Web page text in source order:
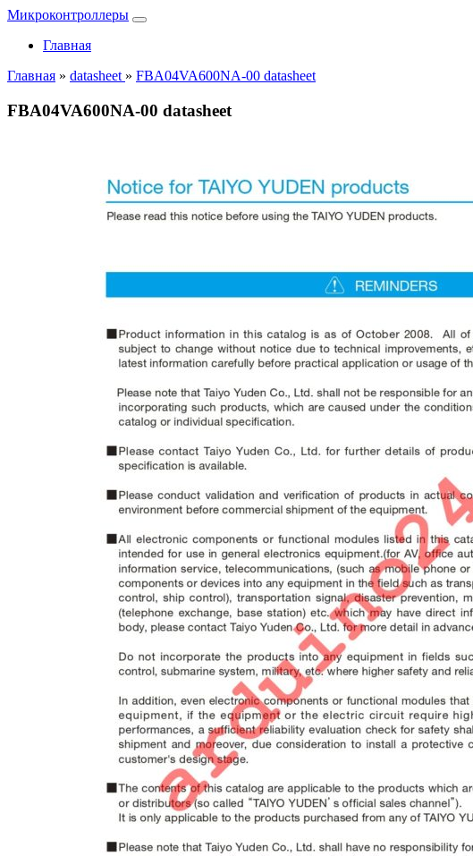
Микроконтроллеры
Главная
Главная » datasheet » FBA04VA600NA-00 datasheet
FBA04VA600NA-00 datasheet